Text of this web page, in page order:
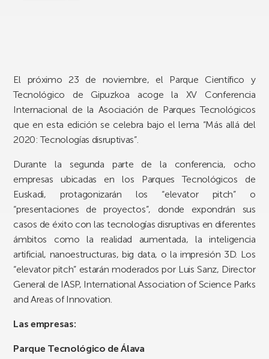
El próximo 23 de noviembre, el Parque Científico y
Tecnológico de Gipuzkoa acoge la XV Conferencia
Internacional de la Asociación de Parques Tecnológicos
que en esta edición se celebra bajo el lema “Más allá del
2020: Tecnologías disruptivas”.
Durante la segunda parte de la conferencia, ocho
empresas ubicadas en los Parques Tecnológicos de
Euskadi, protagonizarán los “elevator pitch” o
“presentaciones de proyectos”, donde expondrán sus
casos de éxito con las tecnologías disruptivas en diferentes
ámbitos como la realidad aumentada, la inteligencia
artificial, nanoestructuras, big data, o la impresión 3D. Los
“elevator pitch” estarán moderados por Luis Sanz, Director
General de IASP, International Association of Science Parks
and Areas of Innovation.
Las empresas:
Parque Tecnológico de Álava